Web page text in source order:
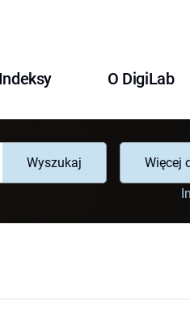
Indeksy O DigiLab
Wyszukaj
Więcej